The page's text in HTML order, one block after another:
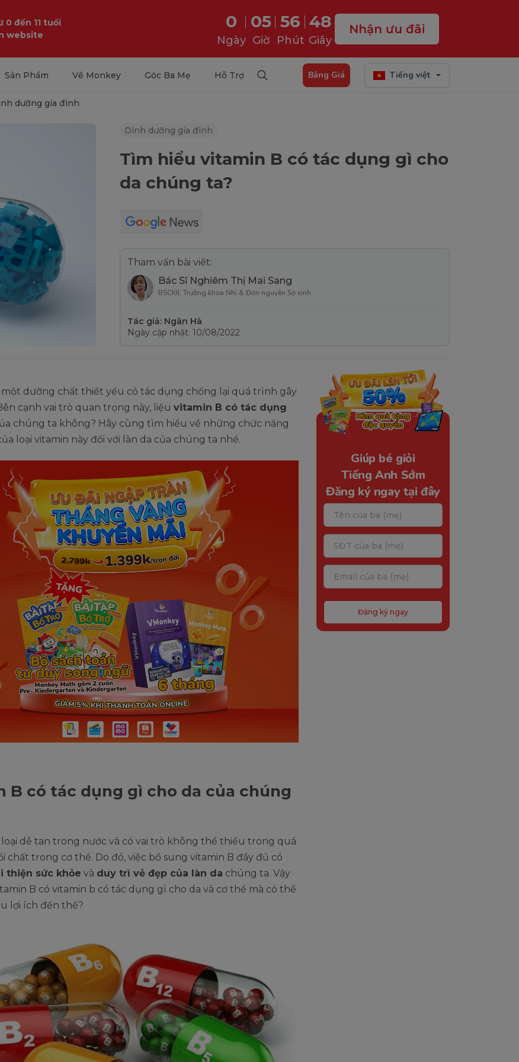
đến 11 tuổi
website
0
Ngày
05
Giờ
56
Phút
47
Giây
Nhận ưu đãi
Sản Phẩm Về Monkey Góc Ba Mẹ Hỗ Trợ Bảng Giá Tiếng việt
dưỡng gia đình
Dinh dưỡng gia đình
Tìm hiểu vitamin B có tác dụng gì cho
da chúng ta?
Tham vấn bài viết:
Bác Sĩ Nghiêm Thị Mai Sang
BSCKII, Trưởng khoa Nhi & Đơn nguyên Sơ sinh
Tác giả: Ngân Hà
Ngày cập nhật: 10/08/2022
một dưỡng chất thiết yếu có tác dụng chống lại quá trình gây
cạnh vai trò quan trọng này, liệu vitamin B có tác dụng
chúng ta không? Hãy cùng tìm hiểu về những chức năng
loại vitamin này đối với làn da của chúng ta nhé.
B có tác dụng gì cho da của chúng
loại dễ tan trong nước và có vai trò không thể thiếu trong quá
chất trong cơ thể. Do đó, việc bổ sung vitamin B đầy đủ có
thiện sức khỏe và duy trì vẻ đẹp của làn da chúng ta. Vậy
B có vitamin b có tác dụng gì cho da và cơ thể mà có thể
lợi ích đến thế?
Giúp bé giỏi
Tiếng Anh Sớm
Đăng ký ngay tại đây
Đăng ký ngay